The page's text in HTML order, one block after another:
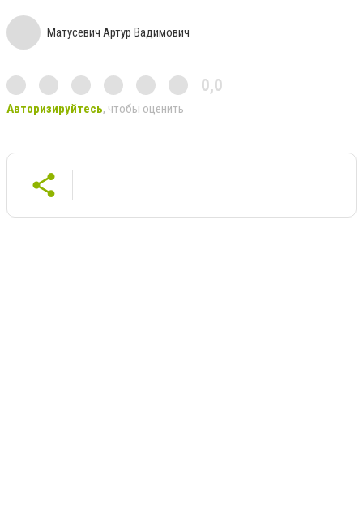
Матусевич Артур Вадимович
0,0
Авторизируйтесь, чтобы оценить